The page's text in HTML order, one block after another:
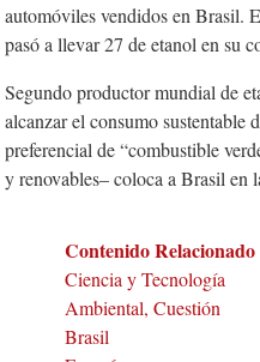
automóviles vendidos en Brasil.
pasó a llevar 27 de etanol en su
Segundo productor mundial de
alcanzar el consumo sustentable
preferencial de “combustible
y renovables– coloca a Brasil en
Contenido Relacionado
Ciencia y Tecnología
Ambiental, Cuestión
Brasil